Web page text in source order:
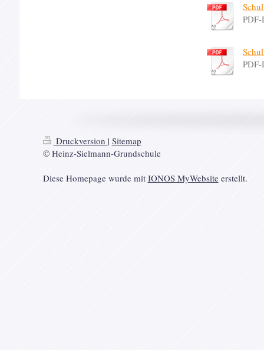
Druckversion | Sitemap
© Heinz-Sielmann-Grundschule
Diese Homepage wurde mit IONOS MyWebsiteerstellt.